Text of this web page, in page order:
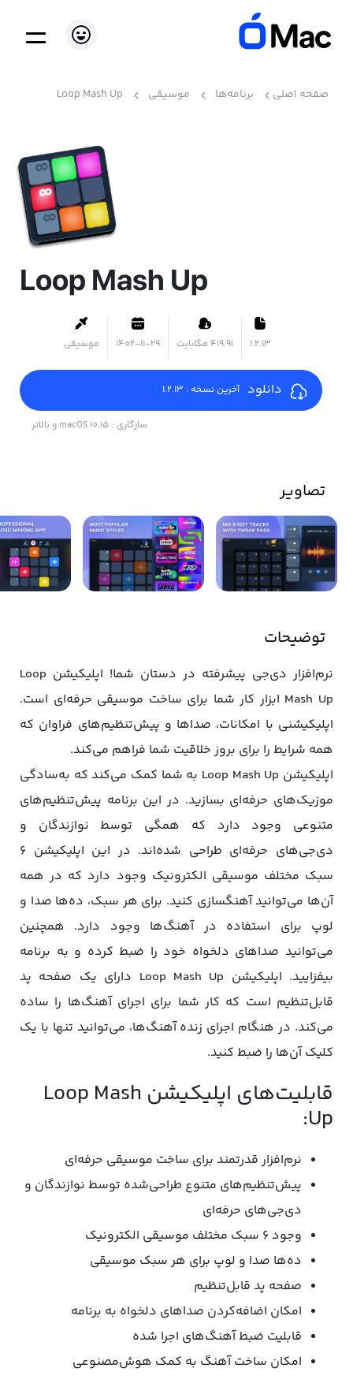
صفحه اصلی برنامه‌ها موسیقی Loop Mash Up
Loop Mash Up
1.2.13 ۴۱۹.۹۱ مگابایت 1402-11-29 موسیقی
دانلود آخرین نسخه : 1.2.13
سازگاری : macOS 10.15 و بالاتر
تصاویر
توضیحات
نرم‌افزار دی‌جی پیشرفته در دستان شما! اپلیکیشن Loop
Mash Up ابزار کار شما برای ساخت موسیقی حرفه‌ای است.
اپلیکیشنی با امکانات، صداها و پیش‌تنظیم‌های فراوان که
همه شرایط را برای بروز خلاقیت شما فراهم می‌کند.
اپلیکیشن Loop Mash Up به شما کمک می‌کند که به‌سادگی
موزیک‌های حرفه‌ای بسازید. در این برنامه پیش‌تنظیم‌های
متنوعی وجود دارد که همگی توسط نوازندگان و
دی‌جی‌های حرفه‌ای طراحی‌ شده‌اند. در این اپلیکیشن ۶
سبک مختلف موسیقی الکترونیک‌ وجود دارد که در همه
آن‌ها می‌توانید آهنگسازی کنید. برای هر سبک، ده‌ها صدا و
لوپ برای استفاده در آهنگ‌ها وجود دارد. همچنین
می‌توانید صداهای دلخواه خود را ضبط کرده و به برنامه
بیفزایید. اپلیکیشن Loop Mash Up دارای یک صفحه پد
قابل‌تنظیم است که کار شما برای اجرای آهنگ‌ها را ساده
می‌کند. در هنگام اجرای زنده آهنگ‌ها، می‌توانید تنها با یک
کلیک آن‌ها را ضبط کنید.
قابلیت‌های اپلیکیشن Loop Mash
Up:
نرم‌افزار قدرتمند برای ساخت موسیقی حرفه‌ای
پیش‌تنظیم‌های متنوع طراحی‌شده توسط نوازندگان و
دی‌جی‌های حرفه‌ای
وجود ۶ سبک مختلف موسیقی الکترونیک
ده‌ها صدا و لوپ برای هر سبک موسیقی
صفحه پد قابل‌تنظیم
امکان اضافه‌کردن صداهای دلخواه به برنامه
قابلیت ضبط آهنگ‌های اجرا شده
امکان ساخت آهنگ به کمک هوش‌مصنوعی